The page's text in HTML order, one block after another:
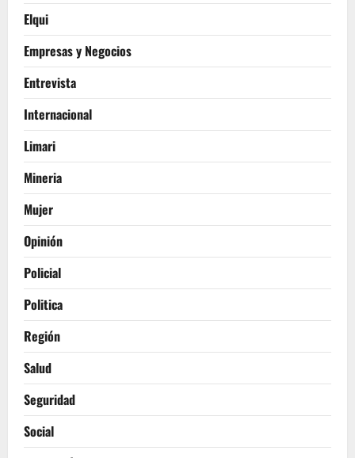
Elqui
Empresas y Negocios
Entrevista
Internacional
Limari
Mineria
Mujer
Opinión
Policial
Politica
Región
Salud
Seguridad
Social